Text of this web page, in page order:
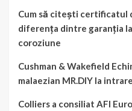
Cum să citești certificatul
diferența dintre garanția
coroziune
Cushman & Wakefield
malaezian MR.DIY la
Colliers a consiliat AFI